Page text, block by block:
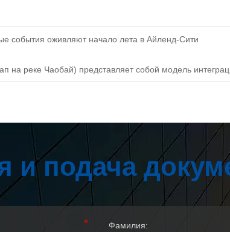
события оживляют начало лета в Айленд-Сити
на реке Чаобай) представляет собой модель
и подача